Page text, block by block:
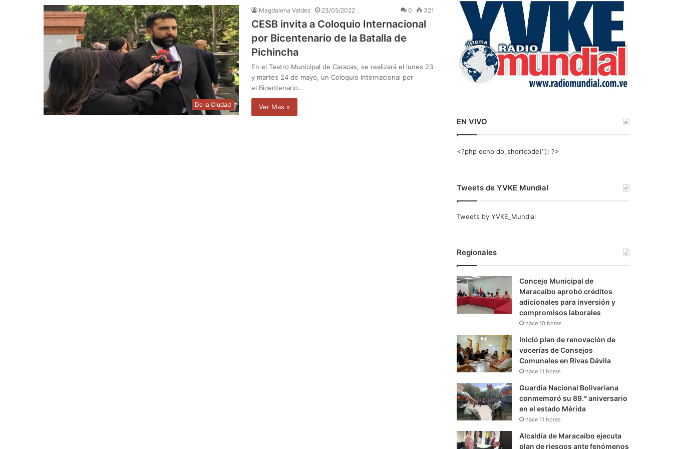
De la Ciudad
Magdalena Valdez 23/05/2022 0 321
CESB invita a Coloquio Internacional
por Bicentenario de la Batalla de
Pichincha
En el Teatro Municipal de Caracas, se realizará el lunes 23
y martes 24 de mayo, un Coloquio Internacional por
el Bicentenario…
Ver Mas »
r
EN VIVO
<?php echo do_shortcode(‘‘); ?>
Tweets de YVKE Mundial
Tweets by YVKE_Mundial
Regionales
Concejo Municipal de
Maracaibo aprobó créditos
adicionales para inversión y
compromisos laborales
hace 10 horas
Inició plan de renovación de
vocerías de Consejos
Comunales en Rivas Dávila
hace 11 horas
Guardia Nacional Bolivariana
conmemoró su 89.° aniversario
en el estado Mérida
hace 11 horas
Alcaldía de Maracaibo ejecuta
plan de riesgos ante fenómenos